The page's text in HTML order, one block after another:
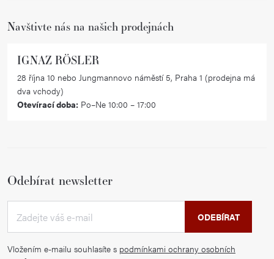
Navštivte nás na našich prodejnách
IGNAZ RÖSLER
28 října 10 nebo Jungmannovo náměstí 5, Praha 1 (prodejna má
dva vchody)
Otevírací doba: Po–Ne 10:00 – 17:00
Odebírat newsletter
Vložením e-mailu souhlasíte s podmínkami ochrany osobních
ODEBÍRAT